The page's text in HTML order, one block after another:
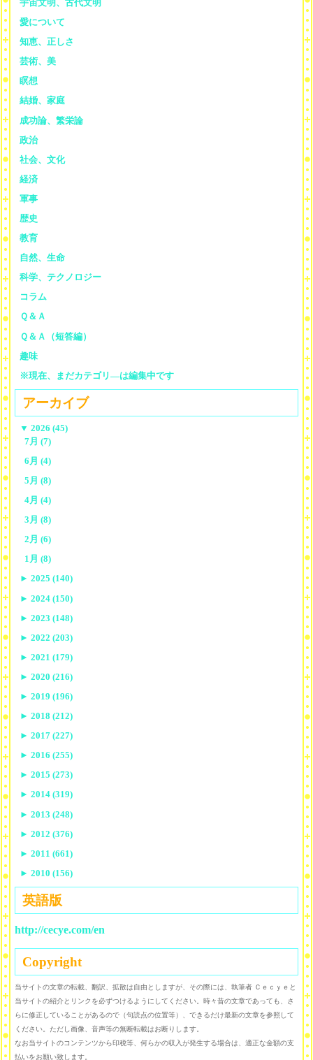
宇宙文明、古代文明
愛について
知恵、正しさ
芸術、美
瞑想
結婚、家庭
成功論、繁栄論
政治
社会、文化
経済
軍事
歴史
教育
自然、生命
科学、テクノロジー
コラム
Ｑ＆Ａ
Ｑ＆Ａ（短答編）
趣味
※現在、まだカテゴリ—は編集中です
アーカイブ
▼ 2026 (45)
7月 (7)
6月 (4)
5月 (8)
4月 (4)
3月 (8)
2月 (6)
1月 (8)
► 2025 (140)
► 2024 (150)
► 2023 (148)
► 2022 (203)
► 2021 (179)
► 2020 (216)
► 2019 (196)
► 2018 (212)
► 2017 (227)
► 2016 (255)
► 2015 (273)
► 2014 (319)
► 2013 (248)
► 2012 (376)
► 2011 (661)
► 2010 (156)
英語版
http://cecye.com/en
Copyright
当サイトの文章の転載、翻訳、拡散は自由としますが、その際には、執筆者 Ｃｅｃｙｅと
当サイトの紹介とリンクを必ずつけるようにしてください。時々昔の文章であっても、さ
らに修正していることがあるので（句読点の位置等）、できるだけ最新の文章を参照して
ください。ただし画像、音声等の無断転載はお断りします。
なお当サイトのコンテンツから印税等、何らかの収入が発生する場合は、適正な金額の支
払いをお願い致します。